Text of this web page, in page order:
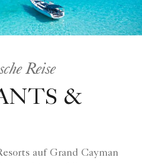
Reise
&
auf Grand Cayman